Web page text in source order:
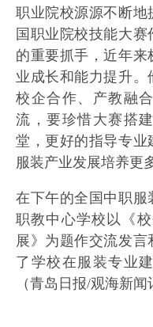
职业院校源源不断地
国职业院校技能大
的重要抓手，近年
业成长和能力提升
校企合作、产教融
流，要珍惜大赛搭
堂，更好的指导专业
服装产业发展培养更
在下午的全国中职服
职教中心学校以《
展》为题作交流发
了学校在服装专业
（青岛日报/观海新闻